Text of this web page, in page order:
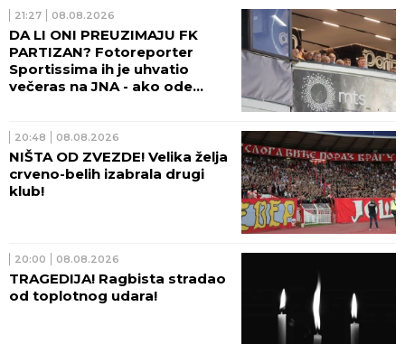
21:27 08.08.2026
DA LI ONI PREUZIMAJU FK
PARTIZAN? Fotoreporter
Sportissima ih je uhvatio
večeras na JNA - ako ode
(FOTO)
20:48 08.08.2026
NIŠTA OD ZVEZDE! Velika želja
crveno-belih izabrala drugi
klub!
20:00 08.08.2026
TRAGEDIJA! Ragbista stradao
od toplotnog udara!